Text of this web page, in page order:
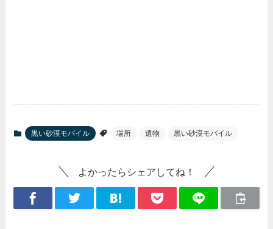
黒い砂漠モバイル 場所 遺物 黒い砂漠モバイル
よかったらシェアしてね！